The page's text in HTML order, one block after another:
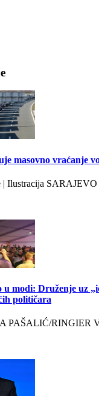
masovno vraćanje
| Ilustracija
u modi: Druženje uz
političara
PAŠALIĆ/RINGIER